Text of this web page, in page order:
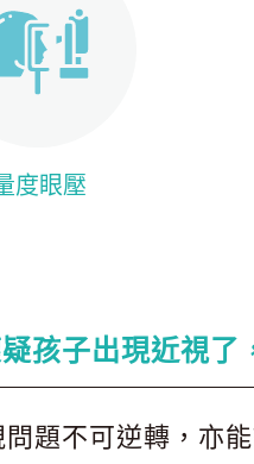
度眼壓
孩子出現近視了
題不可逆轉，亦